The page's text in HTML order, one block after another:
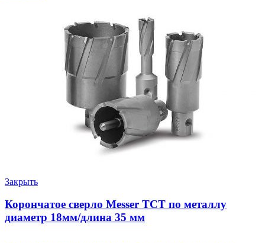
Закрыть
Корончатое сверло Messer ТСТ по металлу
диаметр 18мм/длина 35 мм